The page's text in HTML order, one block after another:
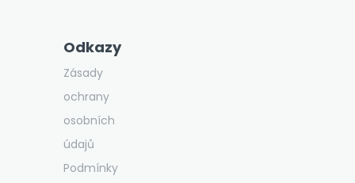
Odkazy
Zásady
ochrany
osobních
údajů
Podmínky